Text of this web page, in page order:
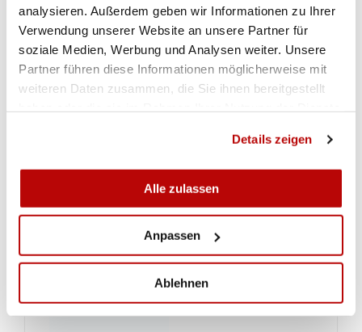
analysieren. Außerdem geben wir Informationen zu Ihrer
Verwendung unserer Website an unsere Partner für
soziale Medien, Werbung und Analysen weiter. Unsere
Partner führen diese Informationen möglicherweise mit
weiteren Daten zusammen, die Sie ihnen bereitgestellt
Details zeigen
Alle zulassen
Anpassen
Ablehnen